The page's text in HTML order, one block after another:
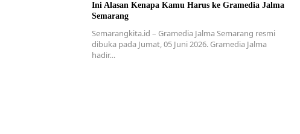
Ini Alasan Kenapa Kamu Harus ke Gramedia Jalma
Semarang
Semarangkita.id – Gramedia Jalma Semarang resmi
dibuka pada Jumat, 05 Juni 2026. Gramedia Jalma
hadir…